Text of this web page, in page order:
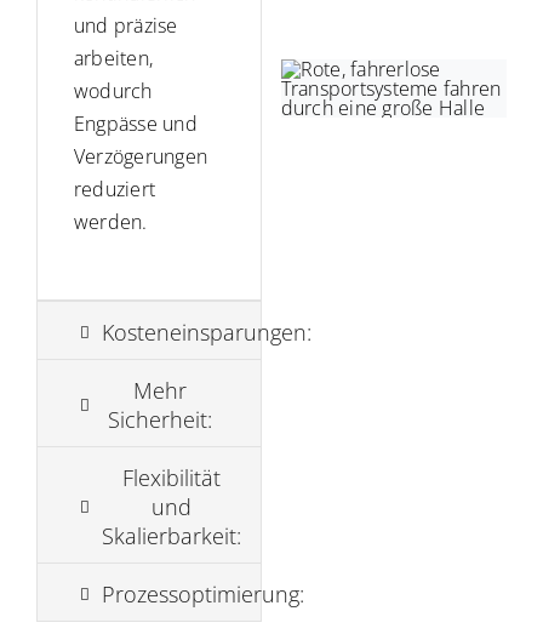
und präzise
arbeiten,
wodurch
Engpässe und
Verzögerungen
reduziert
werden.
Kosteneinsparungen:
Mehr
Sicherheit:
Flexibilität
und
Skalierbarkeit:
Prozessoptimierung: